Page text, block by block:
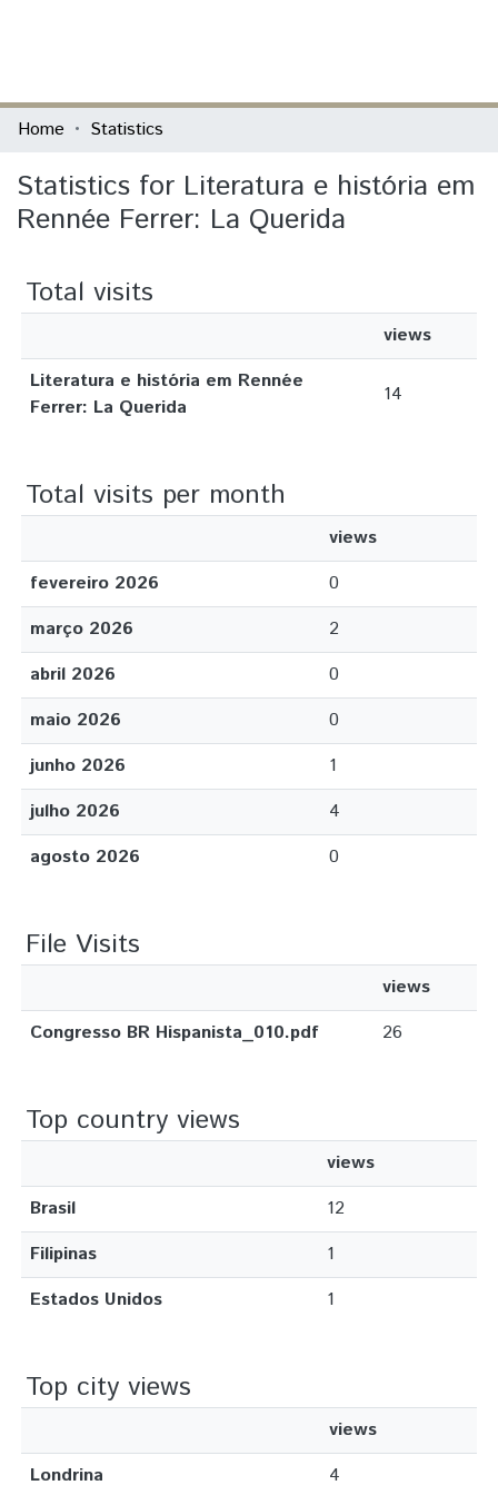
Communities & Collections
All of DSpace
Home Statistics
Statistics for Literatura e história em
Rennée Ferrer: La Querida
Total visits
views
Literatura e história em Rennée
Ferrer: La Querida
14
Total visits per month
views
fevereiro 2026
0
março 2026
2
abril 2026
0
maio 2026
0
junho 2026
1
julho 2026
4
agosto 2026
0
File Visits
views
Congresso BR Hispanista_010.pdf
26
Top country views
views
Brasil
12
Filipinas
1
Estados Unidos
1
Top city views
views
Londrina
4